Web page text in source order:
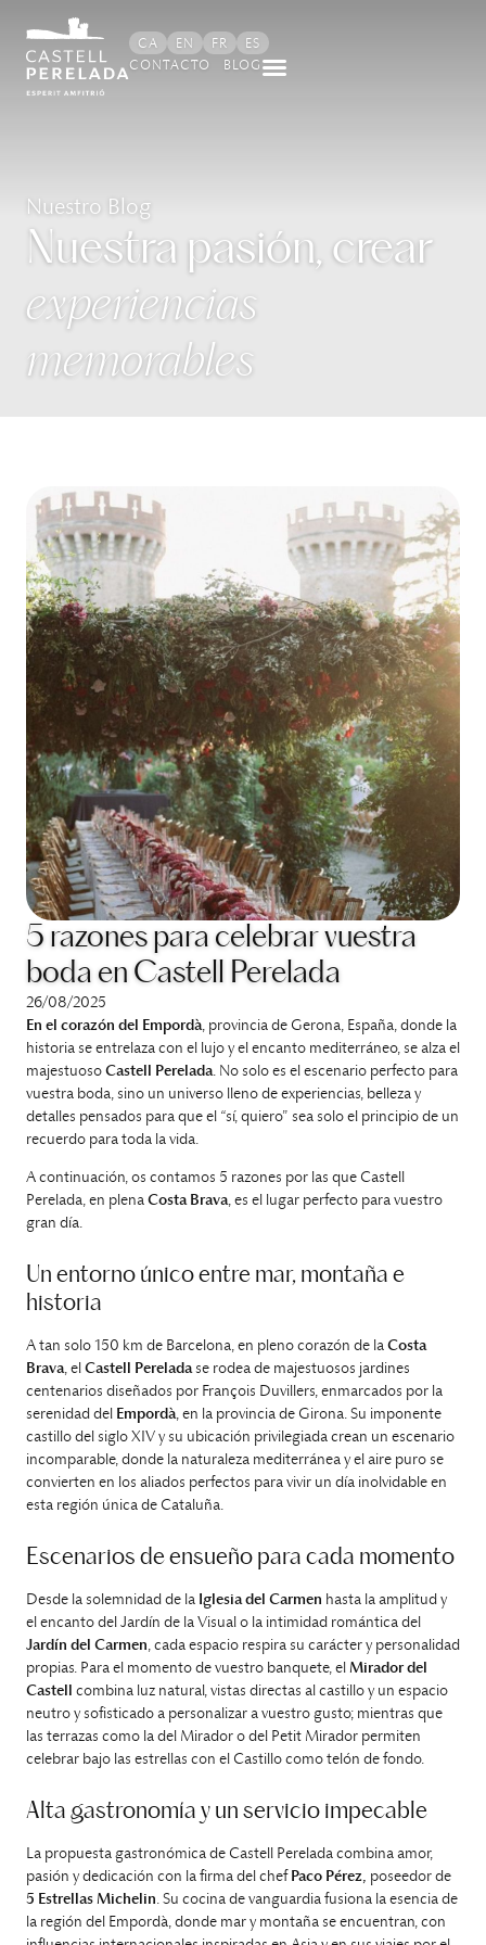
CA EN FR
ES
CONTACTO
BLOG
Nuestro Blog
Nuestra pasión, crear
experiencias
memorables
5 razones para celebrar vuestra
boda en Castell Perelada
26/08/2025
En el corazón del Empordà, provincia de Gerona, España, donde la
historia se entrelaza con el lujo y el encanto mediterráneo, se alza el
majestuoso Castell Perelada. No solo es el escenario perfecto para
vuestra boda, sino un universo lleno de experiencias, belleza y
detalles pensados para que el “sí, quiero” sea solo el principio de un
recuerdo para toda la vida.
A continuación, os contamos 5 razones por las que Castell
Perelada, en plena Costa Brava, es el lugar perfecto para vuestro
gran día.
Un entorno único entre mar, montaña e
historia
A tan solo 150 km de Barcelona, en pleno corazón de la Costa
Brava, el Castell Pereladase rodea de majestuosos jardines
centenarios diseñados por François Duvillers, enmarcados por la
serenidad del
Empordà, en la provincia de Girona. Su imponente
castillo del siglo XIV y su ubicación privilegiada crean un escenario
incomparable, donde la naturaleza mediterránea y el aire puro se
convierten en los aliados perfectos para vivir un día inolvidable en
esta región única de Cataluña.
Escenarios de ensueño para cada momento
Desde la solemnidad de la Iglesia del Carmen hasta la amplitud y
el encanto del Jardín de la Visual o la intimidad romántica del
Jardín del Carmen, cada espacio respira su carácter y personalidad
propias. Para el momento de vuestro banquete, el Mirador del
Castell
combina luz natural, vistas directas al castillo y un espacio
neutro y sofisticado a personalizar a vuestro gusto; mientras que
las terrazas como la del Mirador o del Petit Mirador permiten
celebrar bajo las estrellas con el Castillo como telón de fondo.
Alta gastronomía y un servicio impecable
La propuesta gastronómica de Castell Perelada combina amor,
pasión y dedicación con la firma del chefPaco Pérez, poseedor de
5 Estrellas Michelin. Su cocina de vanguardia fusiona la esencia de
la región del Empordà, donde mar y montaña se encuentran, con